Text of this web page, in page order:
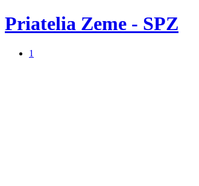
Priatelia Zeme - SPZ
1